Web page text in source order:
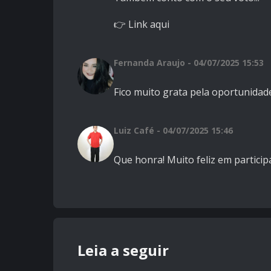
👉 Link aqui
Fernanda Araujo - 04/07/2025 15:53
Fico muito grata pela
Luiz Café - 04/07/2025 15:46
Que honra! Muito feliz em
Leia a seguir